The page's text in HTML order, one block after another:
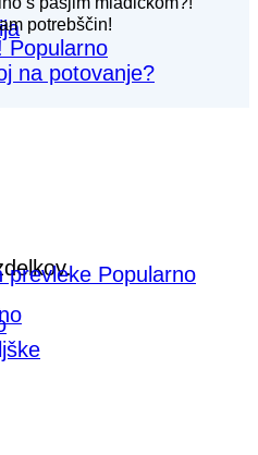
potrebščin!
na potovanje?
prevleke